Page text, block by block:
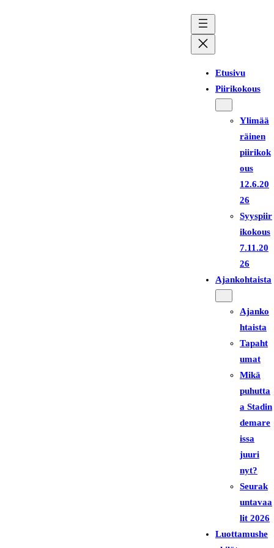
Etusivu
Piirikokous
Ylimää
räinen
piirikok
ous
12.6.20
26
Syyspiir
ikokous
7.11.20
26
Ajankohtaista
Ajanko
htaista
Tapaht
umat
Mikä
puhutta
a Stadin
demare
issa
juuri
nyt?
Seurak
untavaa
lit 2026
Luottamushe